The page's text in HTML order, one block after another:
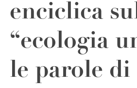
enciclica
“ecologia
le parole di